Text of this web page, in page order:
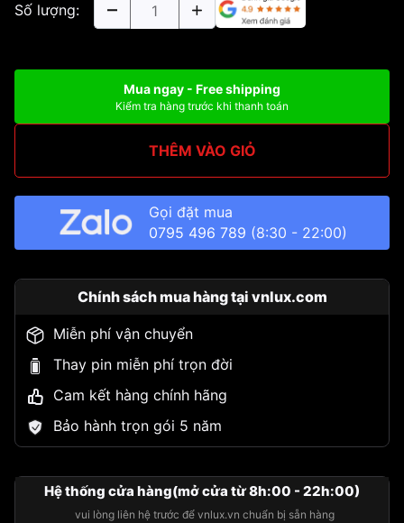
Số lượng:
Mua ngay - Free shipping
Kiểm tra hàng trước khi thanh toán
THÊM VÀO GIỎ
Gọi đặt mua
0795 496 789 (8:30 - 22:00)
Chính sách mua hàng tại vnlux.com
Miễn phí vận chuyển
Thay pin miễn phí trọn đời
Cam kết hàng chính hãng
Bảo hành trọn gói 5 năm
Hệ thống cửa hàng(mở cửa từ 8h:00 - 22h:00)
vui lòng liên hệ trước để vnlux.vn chuẩn bị sẵn hàng